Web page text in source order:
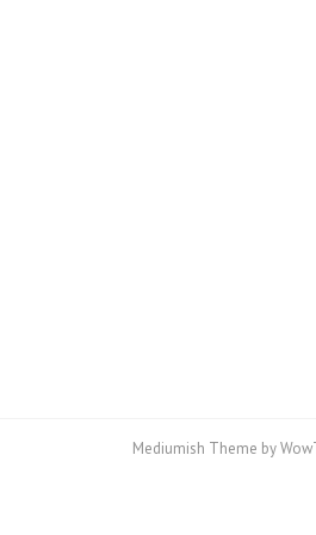
Mediumish Theme by